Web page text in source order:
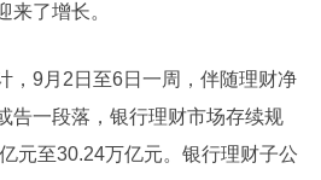
来了增长。
，9月2日至6日一周，伴随理财净
告一段落，银行理财市场存续规
元至30.24万亿元。银行理财子公